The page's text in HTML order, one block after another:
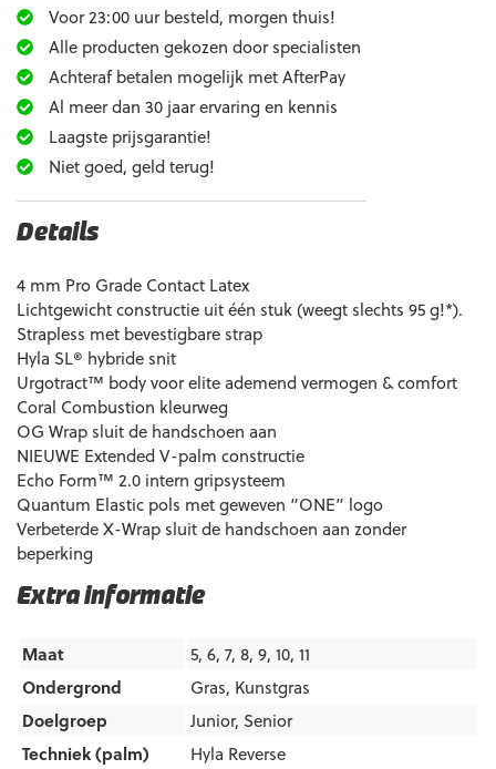
Voor 23:00 uur besteld, morgen thuis!
Alle producten gekozen door specialisten
Achteraf betalen mogelijk met AfterPay
Al meer dan 30 jaar ervaring en kennis
Laagste prijsgarantie!
Niet goed, geld terug!
Extra informatie
Maat
5, 6, 7, 8, 9, 10, 11
Ondergrond
Gras, Kunstgras
Doelgroep
Junior, Senior
Techniek (palm)
Hyla Reverse
Details
4 mm Pro Grade Contact Latex
Lichtgewicht constructie uit één stuk (weegt slechts 95 g!*).
Strapless met bevestigbare strap
Hyla SL® hybride snit
Urgotract™ body voor elite ademend vermogen & comfort
Coral Combustion kleurweg
OG Wrap sluit de handschoen aan
NIEUWE Extended V-palm constructie
Echo Form™ 2.0 intern gripsysteem
Quantum Elastic pols met geweven “ONE” logo
Verbeterde X-Wrap sluit de handschoen aan zonder
beperking